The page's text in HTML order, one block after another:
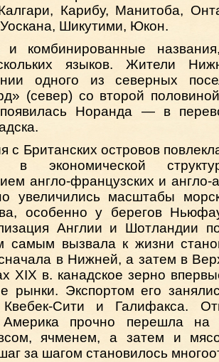
Карибу, Манитоба,
Шикутими, Юкон.
и комбинированные
языков. Жители
одного из северных
(север) со второй
Норанда — в
с Британских островов
в экономической
англо-французских и англо-
увеличились масштабы
особенно у берегов
Англии и Шотландии
самым вызвала к жизни
в Нижней, а затем в
XIX в. канадское зерно
рынки. Экспортом его
Сити и Галифакса.
прочно перешла на
ячменем, а затем и
за шагом становилось